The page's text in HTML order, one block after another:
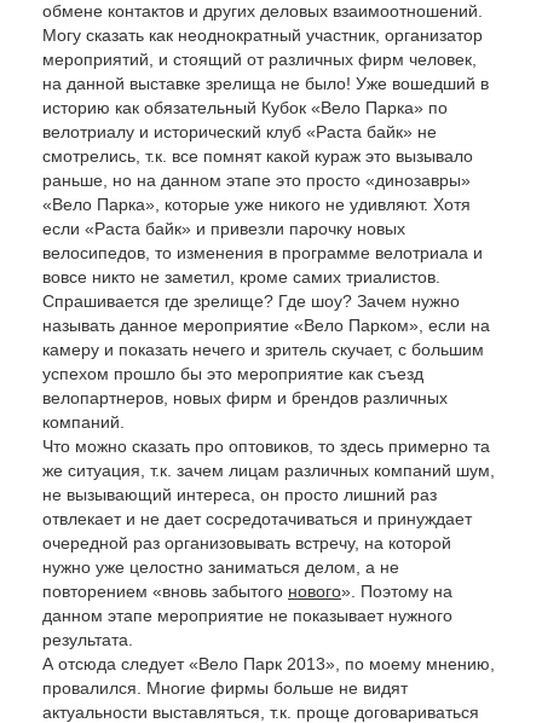
обмене контактов и других деловых взаимоотношений.
Могу сказать как неоднократный участник, организатор
мероприятий, и стоящий от различных фирм человек,
на данной выставке зрелища не было! Уже вошедший в
историю как обязательный Кубок «Вело Парка» по
велотриалу и исторический клуб «Раста байк» не
смотрелись, т.к. все помнят какой кураж это вызывало
раньше, но на данном этапе это просто «динозавры»
«Вело Парка», которые уже никого не удивляют. Хотя
если «Раста байк» и привезли парочку новых
велосипедов, то изменения в программе велотриала и
вовсе никто не заметил, кроме самих триалистов.
Спрашивается где зрелище? Где шоу? Зачем нужно
называть данное мероприятие «Вело Парком», если на
камеру и показать нечего и зритель скучает, с большим
успехом прошло бы это мероприятие как съезд
велопартнеров, новых фирм и брендов различных
компаний.
Что можно сказать про оптовиков, то здесь примерно та
же ситуация, т.к. зачем лицам различных компаний шум,
не вызывающий интереса, он просто лишний раз
отвлекает и не дает сосредотачиваться и принуждает
очередной раз организовывать встречу, на которой
нужно уже целостно заниматься делом, а не
повторением «вновь забытого нового». Поэтому на
данном этапе мероприятие не показывает нужного
результата.
А отсюда следует «Вело Парк 2013», по моему мнению,
провалился. Многие фирмы больше не видят
актуальности выставляться, т.к. проще договариваться